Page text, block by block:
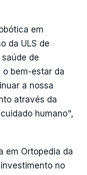
em
da ULS de
de
o bem-estar da
a nossa
através da
humano",
em Ortopedia da
no